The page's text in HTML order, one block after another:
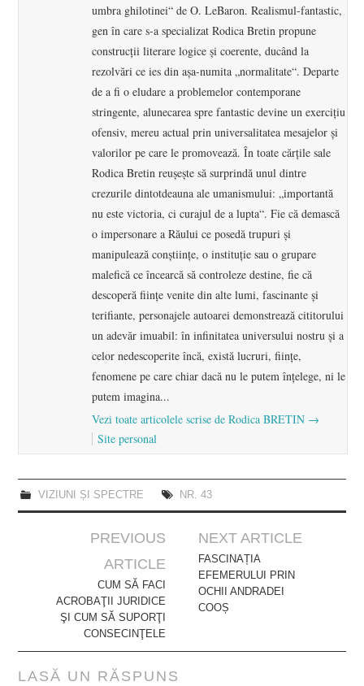
umbra ghilotinei“ de O. LeBaron. Realismul-fantastic,
gen în care s-a specializat Rodica Bretin propune
construcţii literare logice şi coerente, ducând la
rezolvări ce ies din aşa-numita „normalitate“. Departe
de a fi o eludare a problemelor contemporane
stringente, alunecarea spre fantastic devine un exerciţiu
ofensiv, mereu actual prin universalitatea mesajelor şi
valorilor pe care le promovează. În toate cărţile sale
Rodica Bretin reuşeşte să surprindă unul dintre
crezurile dintotdeauna ale umanismului: „importantă
nu este victoria, ci curajul de a lupta“. Fie că demască
o impersonare a Răului ce posedă trupuri şi
manipulează conştiinţe, o instituţie sau o grupare
malefică ce încearcă să controleze destine, fie că
descoperă fiinţe venite din alte lumi, fascinante şi
terifiante, personajele autoarei demonstrează cititorului
un adevăr imuabil: în infinitatea universului nostru şi a
celor nedescoperite încă, există lucruri, fiinţe,
fenomene pe care chiar dacă nu le putem înţelege, ni le
putem imagina...
Vezi toate articolele scrise de Rodica BRETIN →
Site personal
VIZIUNI ȘI SPECTRE NR. 43
navigation
PREVIOUS
ARTICLE
CUM SĂ FACI
ACROBAŢII JURIDICE
ŞI CUM SĂ SUPORŢI
CONSECINŢELE
NEXT ARTICLE
FASCINAȚIA
EFEMERULUI PRIN
OCHII ANDRADEI
COOȘ
LASĂ UN RĂSPUNS